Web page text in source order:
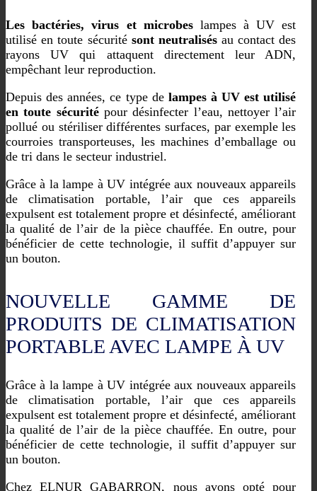
Les bactéries, virus et microbeslampes à UV est
utilisé en toute sécurité sont neutralisésau contact des
rayons UV qui attaquent directement leur ADN,
empêchant leur reproduction.
Depuis des années, ce type de lampes à UV est utilisé
en toute sécuritépour désinfecter l’eau, nettoyer l’air
pollué ou stériliser différentes surfaces, par exemple les
courroies transporteuses, les machines d’emballage ou
de tri dans le secteur industriel.
Grâce à la lampe à UV intégrée aux nouveaux appareils
de climatisation portable, l’air que ces appareils
expulsent est totalement propre et désinfecté, améliorant
la qualité de l’air de la pièce chauffée. En outre, pour
bénéficier de cette technologie, il suffit d’appuyer sur
un bouton.
NOUVELLE GAMME DE
PRODUITS DE CLIMATISATION
PORTABLE AVEC LAMPE À UV
Grâce à la lampe à UV intégrée aux nouveaux appareils
de climatisation portable, l’air que ces appareils
expulsent est totalement propre et désinfecté, améliorant
la qualité de l’air de la pièce chauffée. En outre, pour
bénéficier de cette technologie, il suffit d’appuyer sur
un bouton.
Chez ELNUR GABARRON, nous avons opté pour